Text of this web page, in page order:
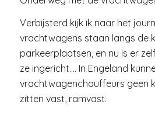
Verbijsterd kijk ik naar het
vrachtwagens staan langs de
parkeerplaatsen, en nu is er
ze ingericht…. In Engeland
vrachtwagenchauffeurs geen
zitten vast, ramvast.